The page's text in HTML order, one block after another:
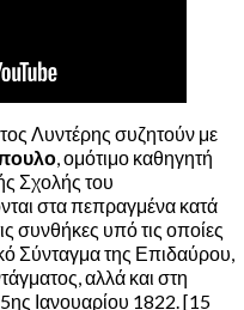
Λυντέρης συζητούν με
, ομότιμο καθηγητή
Σχολής του
στα πεπραγμένα κατά
συνθήκες υπό τις οποίες
Σύνταγμα της Επιδαύρου,
αλλά και στη
Ιανουαρίου 1822. [15